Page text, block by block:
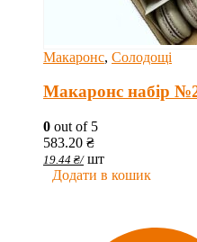
Макаронс, Солодощі
Макаронс набір
0 out of 5
583.20 ₴
19.44 ₴/ шт
Додати в кошик